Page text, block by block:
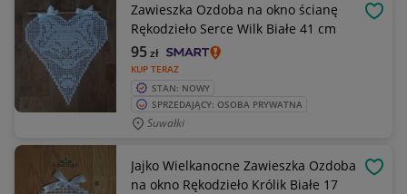
Zawieszka Ozdoba na okno ścianę
Rękodzieło Serce Wilk Białe 41 cm
KUP TERAZ
95zł
STAN: NOWY
SPRZEDAJĄCY: OSOBA PRYWATNA
Suwałki
Jajko Wielkanocne Zawieszka Ozdoba
na okno Rękodzieło Królik Białe 17